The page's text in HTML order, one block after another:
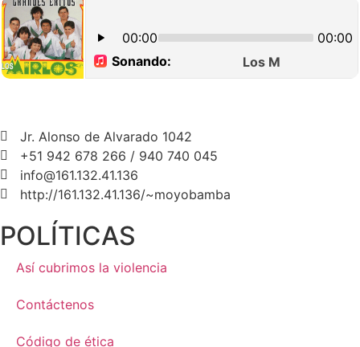
Jr. Alonso de Alvarado 1042
+51 942 678 266 / 940 740 045
info@161.132.41.136
http://161.132.41.136/~moyobamba
POLÍTICAS
Así cubrimos la violencia
Contáctenos
Código de ética